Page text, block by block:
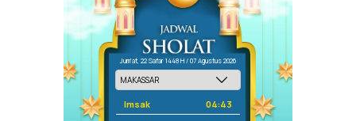
Jum'at, 22 Safar 1448 H / 07 Agustus 2026
Imsak 04:43